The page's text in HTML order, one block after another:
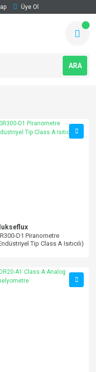
Üye Ol
ARA
D1 Piranometre
Tip Class A Isıtıcılı)